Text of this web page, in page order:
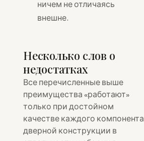
ничем не отличаясь
внешне.
Несколько слов о
недостатках
Все перечисленные выше
преимущества «работают»
только при достойном
качестве каждого компонента
дверной конструкции в